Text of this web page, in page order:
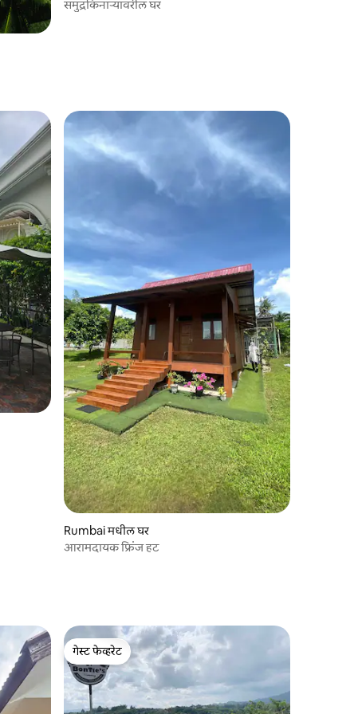
समुद्रकिनाऱ्यावरील घर
Rumbai मधील घर
आरामदायक फ्रिंज हट
गेस्ट फेव्हरेट
गेस्ट फेव्हरेट